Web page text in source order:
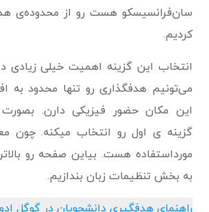
سان‌فرانسیسکو هست رو از محدوده‌ی
کردیم.
انتخاب این گزینه اهمیت خیلی زیادی
می‌تونیم هدفگذاری رو تنها محدود به
این مکان حضور فیزیکی دارن.
گزینه ی اول رو انتخاب میکنه. چون
مورداستفاده هست. بیاین صفحه رو
به بخش تنظیمات زبان بندازیم.
راهنمای هدفگیری دانشجویان در گوگل